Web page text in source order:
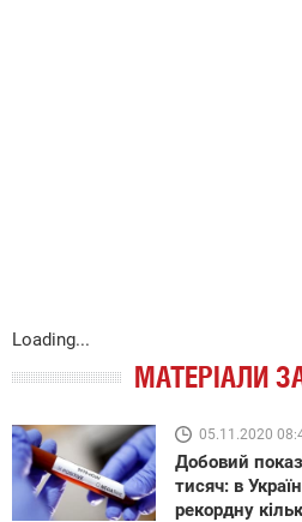
Loading...
МАТЕРІАЛИ
05.11.2020
Добовий
тисяч: в
рекордну